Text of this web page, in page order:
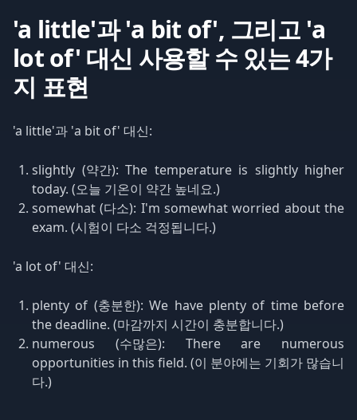
'a little'과 'a bit of', 그리고 'a
lot of' 대신 사용할 수 있는 4가
지 표현
'a little'과 'a bit of' 대신:
slightly (약간): The temperature is slightly higher
today. (오늘 기온이 약간 높네요.)
somewhat (다소): I'm somewhat worried about the
exam. (시험이 다소 걱정됩니다.)
'a lot of' 대신:
plenty of (충분한): We have plenty of time before
the deadline. (마감까지 시간이 충분합니다.)
numerous (수많은): There are numerous
opportunities in this field. (이 분야에는 기회가 많습니
다.)